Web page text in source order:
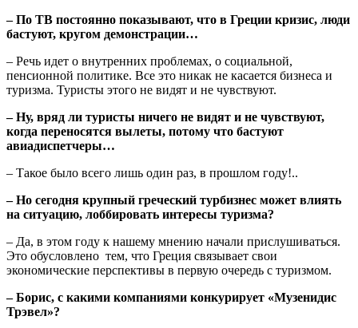
– По ТВ постоянно показывают, что в Греции кризис, люди
бастуют, кругом демонстрации…
– Речь идет о внутренних проблемах, о социальной,
пенсионной политике. Все это никак не касается бизнеса и
туризма. Туристы этого не видят и не чувствуют.
– Ну, вряд ли туристы ничего не видят и не чувствуют,
когда переносятся вылеты, потому что бастуют
авиадиспетчеры…
– Такое было всего лишь один раз, в прошлом году!..
– Но сегодня крупный греческий турбизнес может влиять
на ситуацию, лоббировать интересы туризма?
– Да, в этом году к нашему мнению начали прислушиваться.
Это обусловлено тем, что Греция связывает свои
экономические перспективы в первую очередь с туризмом.
– Борис, с какими компаниями конкурирует «Музенидис
Трэвел»?